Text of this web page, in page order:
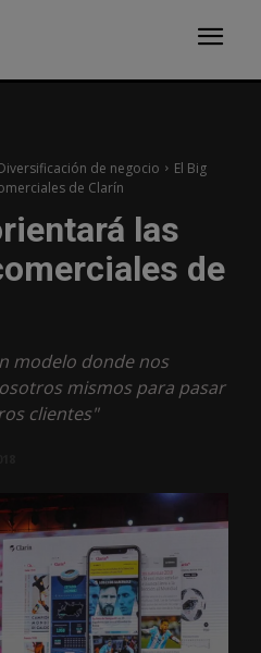
de negocio
El Big
de Clarín
las
de
modelo donde nos
mismos para pasar
clientes"